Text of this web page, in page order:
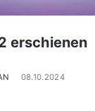
erschienen
08.10.2024